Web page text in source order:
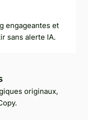
engageantes et
sans alerte IA.
originaux,